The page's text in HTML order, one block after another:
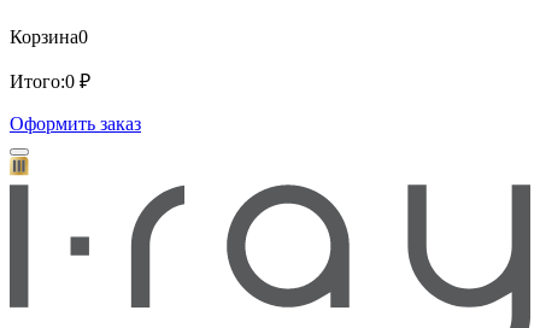
Корзина0
Итого:0 ₽
Оформить заказ